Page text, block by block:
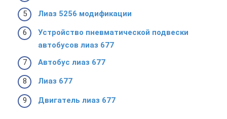
Лиаз 5256 модификации
Устройство пневматической подвески
автобусов лиаз 677
Автобус лиаз 677
Лиаз 677
Двигатель лиаз 677